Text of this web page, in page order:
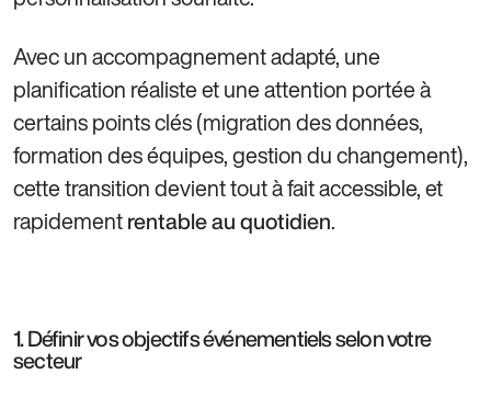
Avec un accompagnement adapté, une
planification réaliste et une attention portée à
certains points clés (migration des données,
formation des équipes, gestion du changement),
cette transition devient tout à fait accessible, et
rapidement rentable au quotidien.
1. Définir vos objectifs événementiels selon votre
secteur